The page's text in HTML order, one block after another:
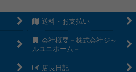
送料・お支払い
会社概要－株式会社ジャ
ルユニホーム－
店長日記